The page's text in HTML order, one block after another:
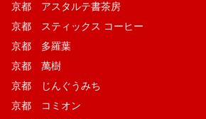
京都 アスタルテ書茶房
京都 スティックス コーヒー
京都 多羅葉
京都 萬樹
京都 じんぐうみち
京都 コミオン